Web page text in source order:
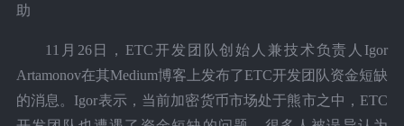
助
11月26日，ETC开发团队创始人兼技术负责人Igor
Artamonov在其Medium博客上发布了ETC开发团队资金短缺
的消息。Igor表示，当前加密货币市场处于熊市之中，ETC